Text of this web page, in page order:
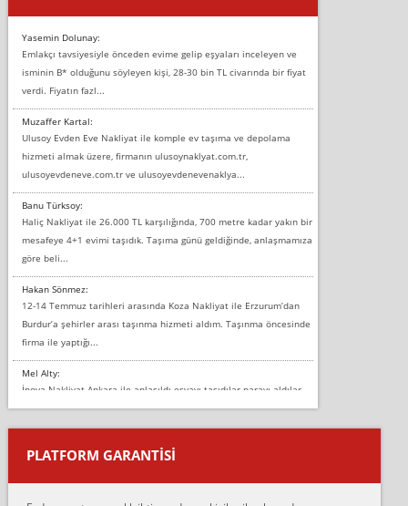
Yasemin Dolunay:
Emlakçı tavsiyesiyle önceden evime gelip eşyaları inceleyen ve
isminin B* olduğunu söyleyen kişi, 28-30 bin TL civarında bir fiyat
verdi. Fiyatın fazl...
Muzaffer Kartal:
Ulusoy Evden Eve Nakliyat ile komple ev taşıma ve depolama
hizmeti almak üzere, firmanın ulusoynaklyat.com.tr,
ulusoyevdeneve.com.tr ve ulusoyevdenevenaklya...
Banu Türksoy:
Haliç Nakliyat ile 26.000 TL karşılığında, 700 metre kadar yakın bir
mesafeye 4+1 evimi taşıdık. Taşıma günü geldiğinde, anlaşmamıza
göre beli...
Hakan Sönmez:
12-14 Temmuz tarihleri arasında Koza Nakliyat ile Erzurum’dan
Burdur’a şehirler arası taşınma hizmeti aldım. Taşınma öncesinde
firma ile yaptığı...
Mel Alty:
İnova Nakliyat Ankara ile anlaşıldı eşyayı taşıdılar parayı aldılar.
Salon duvarına bir baktım birisi boydan alüminyum renkli bantı
yapıştırm...
Murat:
PLATFORM GARANTİSİ